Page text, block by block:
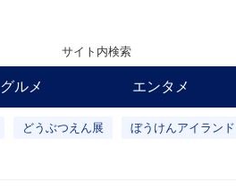
サイト内検索
グルメ エンタメ
どうぶつえん展 ぼうけんアイランド